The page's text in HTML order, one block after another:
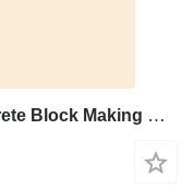
Conmach BlockKing-12MS Concrete Block Making Machine - 4.000 units/shift